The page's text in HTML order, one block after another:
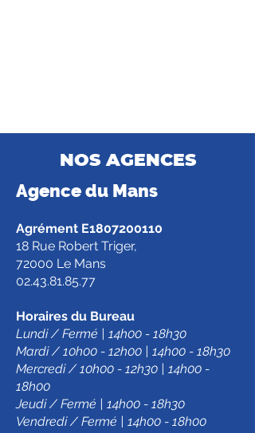
NOS AGENCES
Agence du Mans
Agrément E1807200110
18 Rue Robert Triger,
72000 Le Mans
02.43.81.85.77
Horaires du Bureau
Lundi / Fermé | 14h00 - 18h30
Mardi / 10h00 - 12h00 | 14h00 - 18h30
Mercredi / 10h00 - 12h30 | 14h00 -
18h00
Jeudi / Fermé | 14h00 - 18h30
Vendredi / Fermé | 14h00 - 18h00